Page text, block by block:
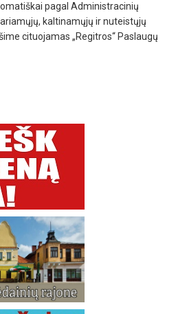
pagal Administracinių
kaltinamųjų ir nuteistųjų
cituojamas „Regitros“ Paslaugų